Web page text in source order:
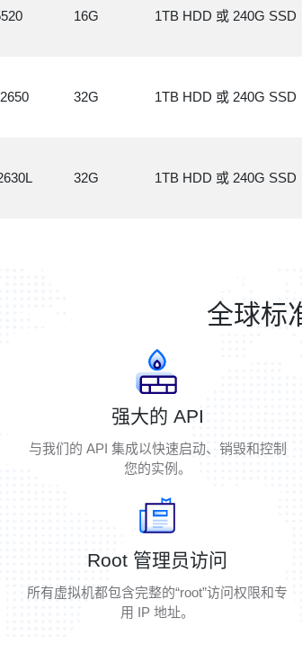
16G 1TB HDD 或 240G SSD
32G 1TB HDD 或 240G SSD
32G 1TB HDD 或 240G SSD
全球标
强大的 API
与我们的 API 集成以快速启动、销毁和控制
您的实例。
Root 管理员访问
所有虚拟机都包含完整的“root”访问权限和专
用 IP 地址。